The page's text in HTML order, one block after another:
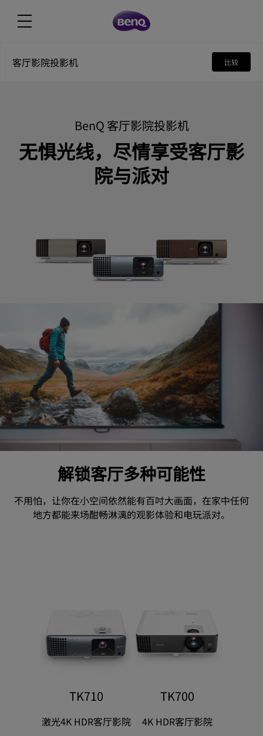
客厅影院投影机 比较
BenQ 客厅影院投影机
无惧光线，尽情享受客厅影
院与派对
解锁客厅多种可能性
不用怕，让你在小空间依然能有百吋大画面，在家中任何
地方都能来场酣畅淋漓的观影体验和电玩派对。
TK710
激光4K HDR客厅影院
TK700
4K HDR客厅影院